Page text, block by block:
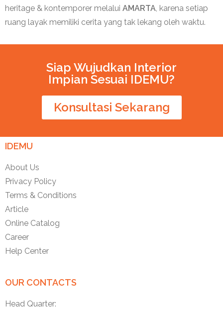
heritage & kontemporer melalui AMARTA, karena setiap
ruang layak memiliki cerita yang tak lekang oleh waktu.
Siap Wujudkan Interior
Impian Sesuai IDEMU?
Konsultasi Sekarang
IDEMU
About Us
Privacy Policy
Terms & Conditions
Article
Online Catalog
Career
Help Center
OUR CONTACTS
Head Quarter: